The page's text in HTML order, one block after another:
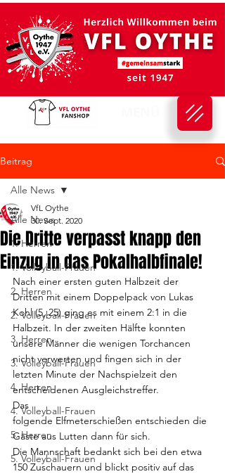
Beitrag
Alle News
1. Herren
1. Volleyball-Frauen
2. Herren
2. Volleyball-Frauen
3. Herren
3. Volleyball-Frauen
4. Herren
4. Volleyball-Frauen
5. Herren
5. Volleyball-Frauen
Alle News
Die Dritte verpasst knapp den
Einzug in das Pokalhalbfinale!
VfL Oythe
30. Sept. 2020
Nach einer ersten guten Halbzeit der
Dritten mit einem Doppelpack von Lukas
Kohl (5, 25) ging es mit einem 2:1 in die
Halbzeit. In der zweiten Hälfte konnten
unsere Männer die wenigen Torchancen
nicht verwerten und fingen sich in der
letzten Minute der Nachspielzeit den
entscheidenen Ausgleichstreffer.
Das
folgende Elfmeterschießen entschieden die
Gäste aus Lutten dann für sich.
Die Mannschaft bedankt sich bei den etwa
150 Zuschauern und blickt positiv auf das